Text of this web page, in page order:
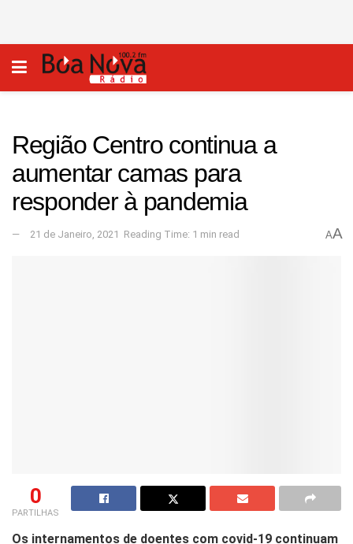
Região Centro continua a
aumentar camas para
responder à pandemia
21 de Janeiro, 2021 Reading Time: 1 min read AA
0
PARTILHAS
Os internamentos de doentes com covid-19 continuam